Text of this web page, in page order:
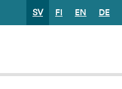
SV FI EN DE